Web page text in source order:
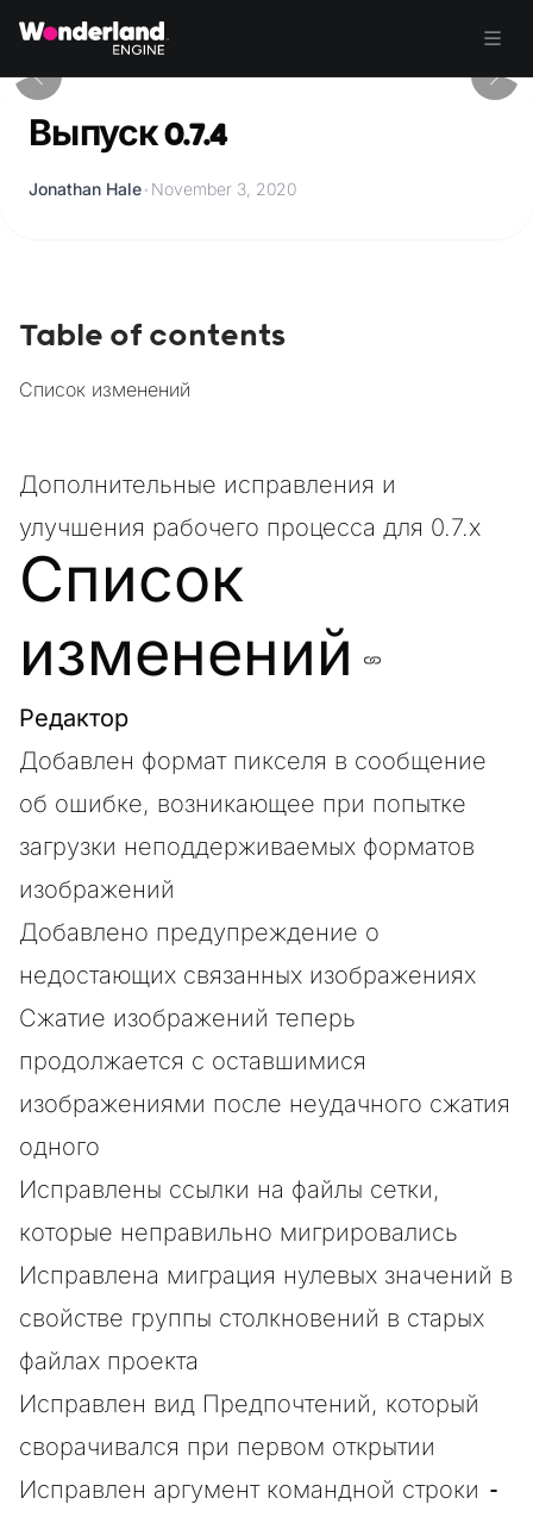
Выпуск 0.7.4
Jonathan Hale• November 3, 2020
Дополнительные исправления и
улучшения рабочего процесса для 0.7.x
Список
изменений
Редактор
Добавлен формат пикселя в сообщение
об ошибке, возникающее при попытке
загрузки неподдерживаемых форматов
изображений
Добавлено предупреждение о
недостающих связанных изображениях
Сжатие изображений теперь
продолжается с оставшимися
изображениями после неудачного сжатия
одного
Исправлены ссылки на файлы сетки,
которые неправильно мигрировались
Исправлена миграция нулевых значений в
свойстве группы столкновений в старых
файлах проекта
Исправлен вид Предпочтений, который
сворачивался при первом открытии
Исправлен аргумент командной строки -
Table of contents
Список изменений